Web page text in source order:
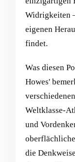
Widrigkeiten
eigenen
findet.
Was diesen
Howes'
Weltklasse-
und
die